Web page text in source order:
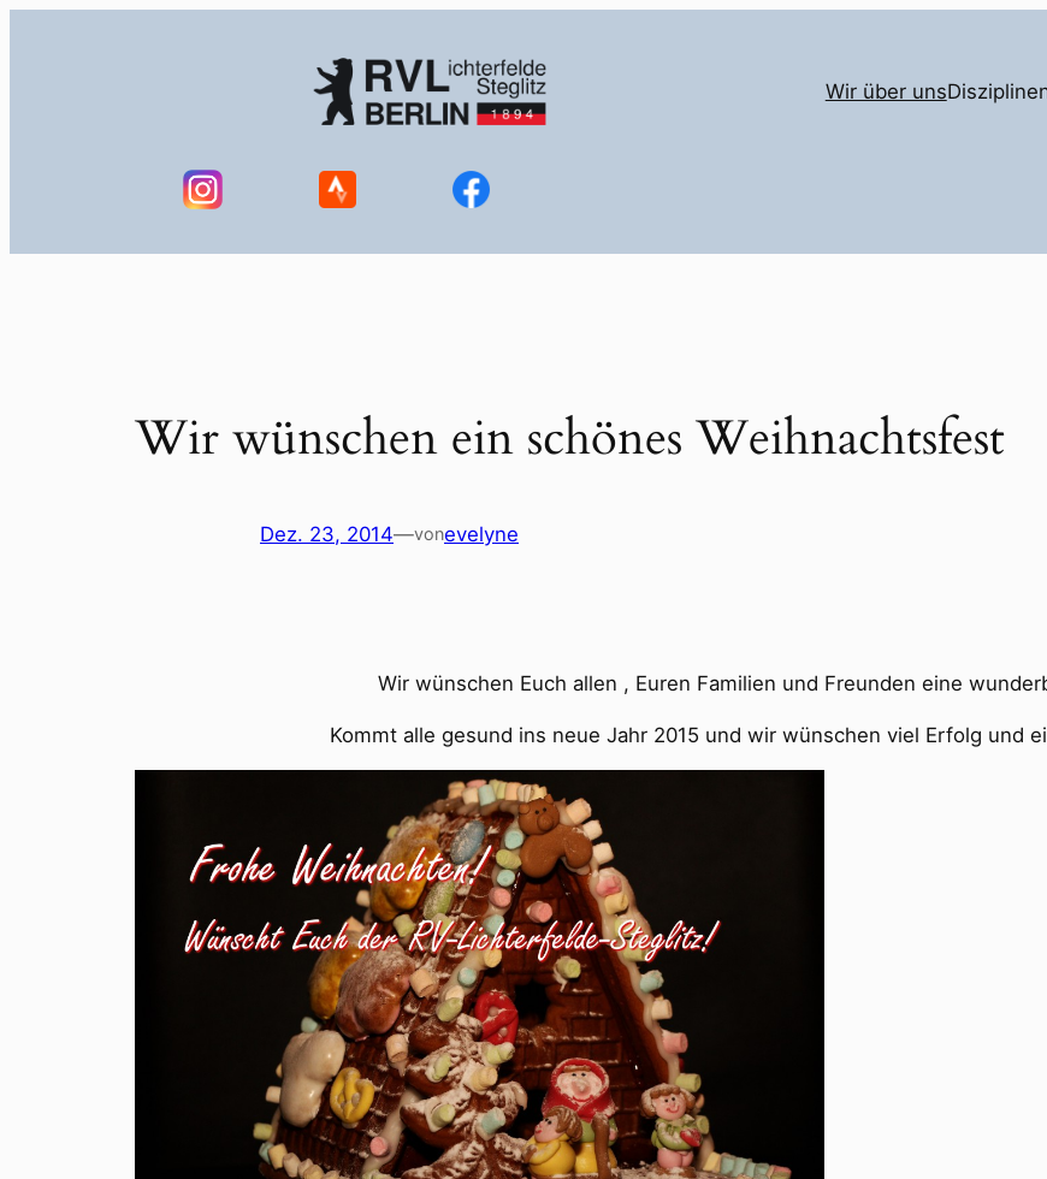
Wir über uns
Wir wünschen ein schönes Weihnachtsfest
Dez. 23, 2014—vonevelyne
Wir wünschen Euch allen , Euren Familien und Freunden eine
Kommt alle gesund ins neue Jahr 2015 und wir wünschen viel Erfolg und